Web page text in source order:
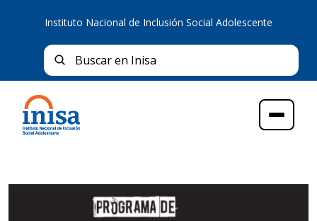
Instituto Nacional de Inclusión Social Adolescente
Buscar en Inisa
Menú